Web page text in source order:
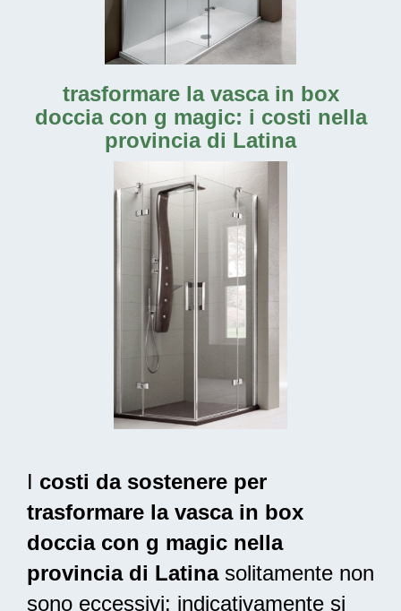
trasformare la vasca in box
doccia con g magic: i costi nella
provincia di Latina
I costi da sostenere per
trasformare la vasca in box
doccia con g magic nella
provincia di Latinasolitamente non
sono eccessivi: indicativamente si